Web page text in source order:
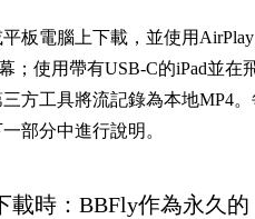
板電腦上下載，並使用AirPlay
；使用帶有USB-C的iPad並在
方工具將流記錄為本地MP4。
部分中進行說明。
載時：BBFly作為永久的